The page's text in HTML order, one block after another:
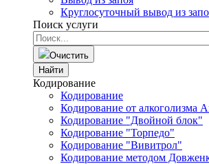
Круглосуточный вывод из
Поиск услуги
Очистить
Найти
Кодирование
Кодирование
Кодирование от алкоголизма
Кодирование "Двойной блок"
Кодирование "Торпедо"
Кодирование "Вивитрол"
Кодирование методом